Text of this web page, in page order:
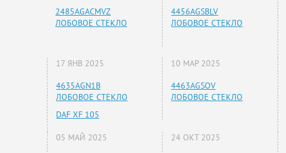
2485AGACMVZ
ЛОБОВОЕ СТЕКЛО
4456AGSBLV
ЛОБОВОЕ СТЕКЛО
17 ЯНВ 2025
4635AGN1B
ЛОБОВОЕ СТЕКЛО
DAF XF 105
10 МАР 2025
4463AGSOV
ЛОБОВОЕ СТЕКЛО
05 МАЙ 2025 24 ОКТ 2025